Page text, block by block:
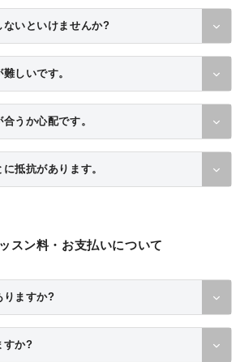
いといけませんか?
しいです。
うか心配です。
抵抗があります。
スン料・お支払いについて
りますか?
すか?